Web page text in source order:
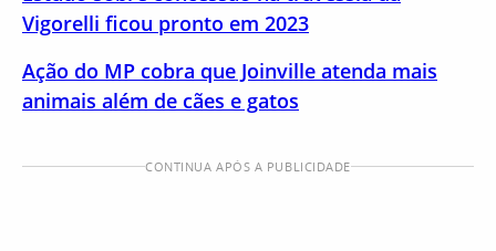
Vigorelli ficou pronto em 2023
Ação do MP cobra que Joinville atenda mais
animais além de cães e gatos
CONTINUA APÓS A PUBLICIDADE